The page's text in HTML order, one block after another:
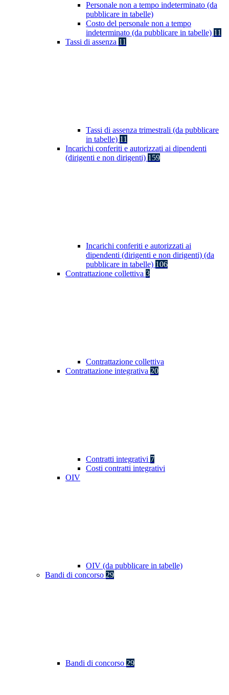
Personale non a tempo indeterminato (da
pubblicare in tabelle)
Costo del personale non a tempo
indeterminato (da pubblicare in tabelle) 11
Tassi di assenza 11
Tassi di assenza trimestrali (da pubblicare
in tabelle) 11
Incarichi conferiti e autorizzati ai dipendenti
(dirigenti e non dirigenti) 159
Incarichi conferiti e autorizzati ai
dipendenti (dirigenti e non dirigenti) (da
pubblicare in tabelle) 106
Contrattazione collettiva 3
Contrattazione collettiva
Contrattazione integrativa 20
Contratti integrativi 7
Costi contratti integrativi
OIV
OIV (da pubblicare in tabelle)
Bandi di concorso 29
Bandi di concorso 29